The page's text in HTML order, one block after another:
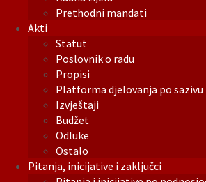
Prethodni mandati
Akti
Statut
Poslovnik o radu
Propisi
Platforma djelovanja po sazivu
Izvještaji
Budžet
Odluke
Ostalo
Pitanja, inicijative i zaključci